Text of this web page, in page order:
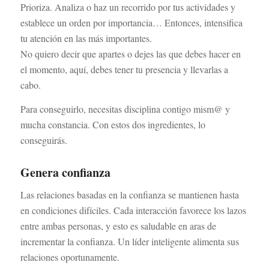
Prioriza. Analiza o haz un recorrido por tus actividades y
establece un orden por importancia… Entonces, intensifica
tu atención en las más importantes.
No quiero decir que apartes o dejes las que debes hacer en
el momento, aquí, debes tener tu presencia y llevarlas a
cabo.
Para conseguirlo, necesitas disciplina contigo mism@ y
mucha constancia. Con estos dos ingredientes, lo
conseguirás.
Genera confianza
Las relaciones basadas en la confianza se mantienen hasta
en condiciones difíciles. Cada interacción favorece los lazos
entre ambas personas, y esto es saludable en aras de
incrementar la confianza. Un líder inteligente alimenta sus
relaciones oportunamente.